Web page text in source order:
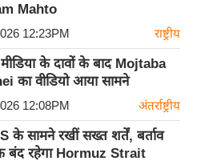
Mahto
12:23PM राष्ट्रीय
के दावों के बाद Mojtaba
का वीडियो आया सामने
12:08PM अंतर्राष्ट्रीय
के सामने रखीं सख्त शर्तें, बर्ताव
बंद रहेगा Hormuz Strait